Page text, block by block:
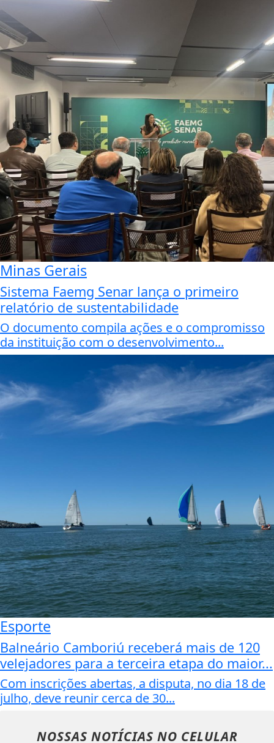
Minas Gerais
Sistema Faemg Senar lança o primeiro
relatório de sustentabilidade
O documento compila ações e o compromisso
da instituição com o desenvolvimento...
Esporte
Balneário Camboriú receberá mais de 120
velejadores para a terceira etapa do maior...
Com inscrições abertas, a disputa, no dia 18 de
julho, deve reunir cerca de 30...
NOSSAS NOTÍCIAS NO CELULAR